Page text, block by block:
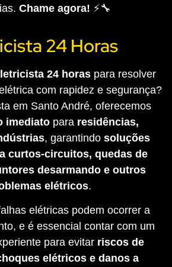
Chame agora! ⚡🔧
24 Horas
24 horaspara resolver
com rapidez e segurança?
em Santo André, oferecemos
imediato para residências,
, garantindo soluções
curtos-circuitos, quedas de
desarmando e outros
elétricos.
elétricas podem ocorrer a
e é essencial contar com um
para evitar riscos de
elétricos e danos a